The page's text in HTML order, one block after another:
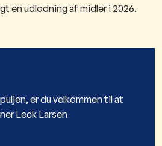
en udlodning af midler i 2026.
er du velkommen til at
Leck Larsen